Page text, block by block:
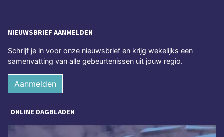
NIEUWSBRIEF AANMELDEN
Schrijf je in voor onze nieuwsbrief en krijg wekelijks een
samenvatting van alle gebeurtenissen uit jouw regio.
Aanmelden
ONLINE DAGBLADEN